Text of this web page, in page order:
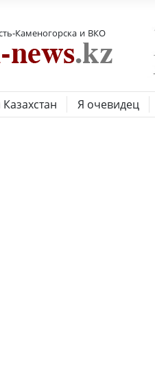
Каменогорска и ВКО
Я очевидец